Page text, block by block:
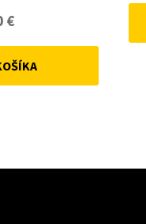
€
price
is: